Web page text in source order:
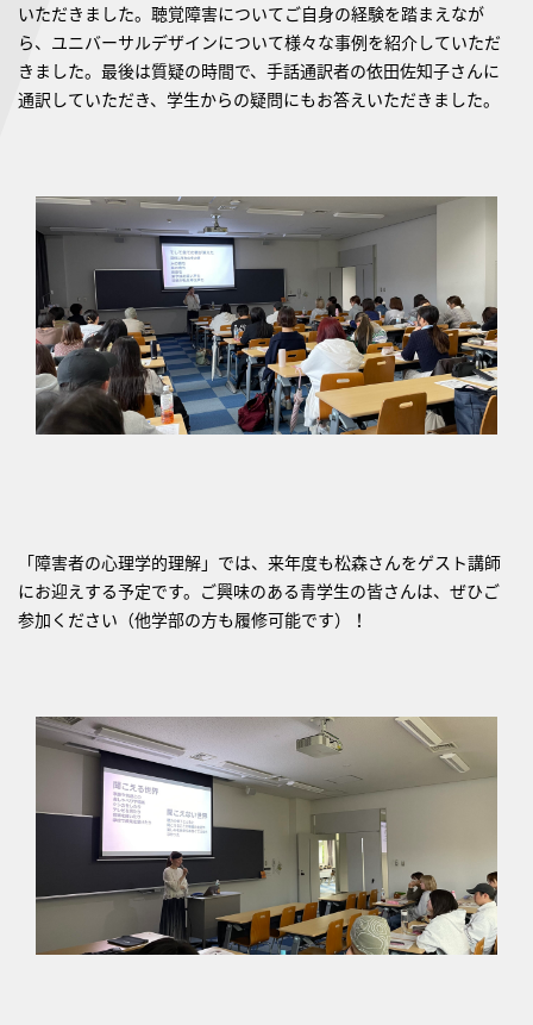
いただきました。聴覚障害についてご自身の経験を踏まえなが
ら、ユニバーサルデザインについて様々な事例を紹介していただ
きました。最後は質疑の時間で、手話通訳者の依田佐知子さんに
通訳していただき、学生からの疑問にもお答えいただきました。
「障害者の心理学的理解」では、来年度も松森さんをゲスト講師
にお迎えする予定です。ご興味のある青学生の皆さんは、ぜひご
参加ください（他学部の方も履修可能です）！